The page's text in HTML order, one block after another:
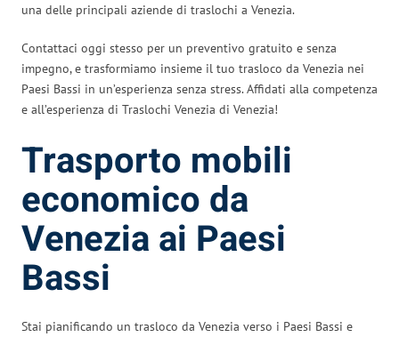
una delle principali aziende di traslochi a Venezia.
Contattaci oggi stesso per un preventivo gratuito e senza
impegno, e trasformiamo insieme il tuo trasloco da Venezia nei
Paesi Bassi in un’esperienza senza stress. Affidati alla competenza
e all’esperienza di Traslochi Venezia di Venezia!
Trasporto mobili
economico da
Venezia ai Paesi
Bassi
Stai pianificando un trasloco da Venezia verso i Paesi Bassi e